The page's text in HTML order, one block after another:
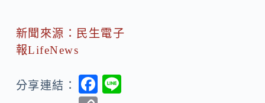
新聞來源：民生電子
報LifeNews
分享連結：
F